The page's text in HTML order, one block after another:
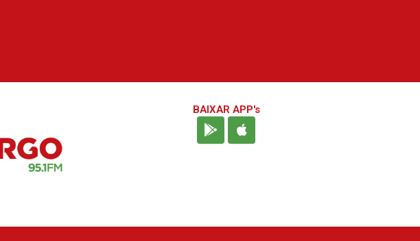
BAIXAR APP's